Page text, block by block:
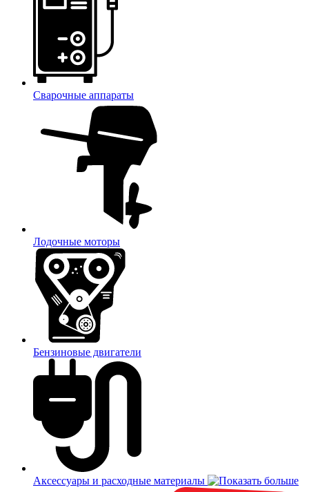
Сварочные аппараты
Лодочные моторы
Бензиновые двигатели
Аксессуары и расходные материалы